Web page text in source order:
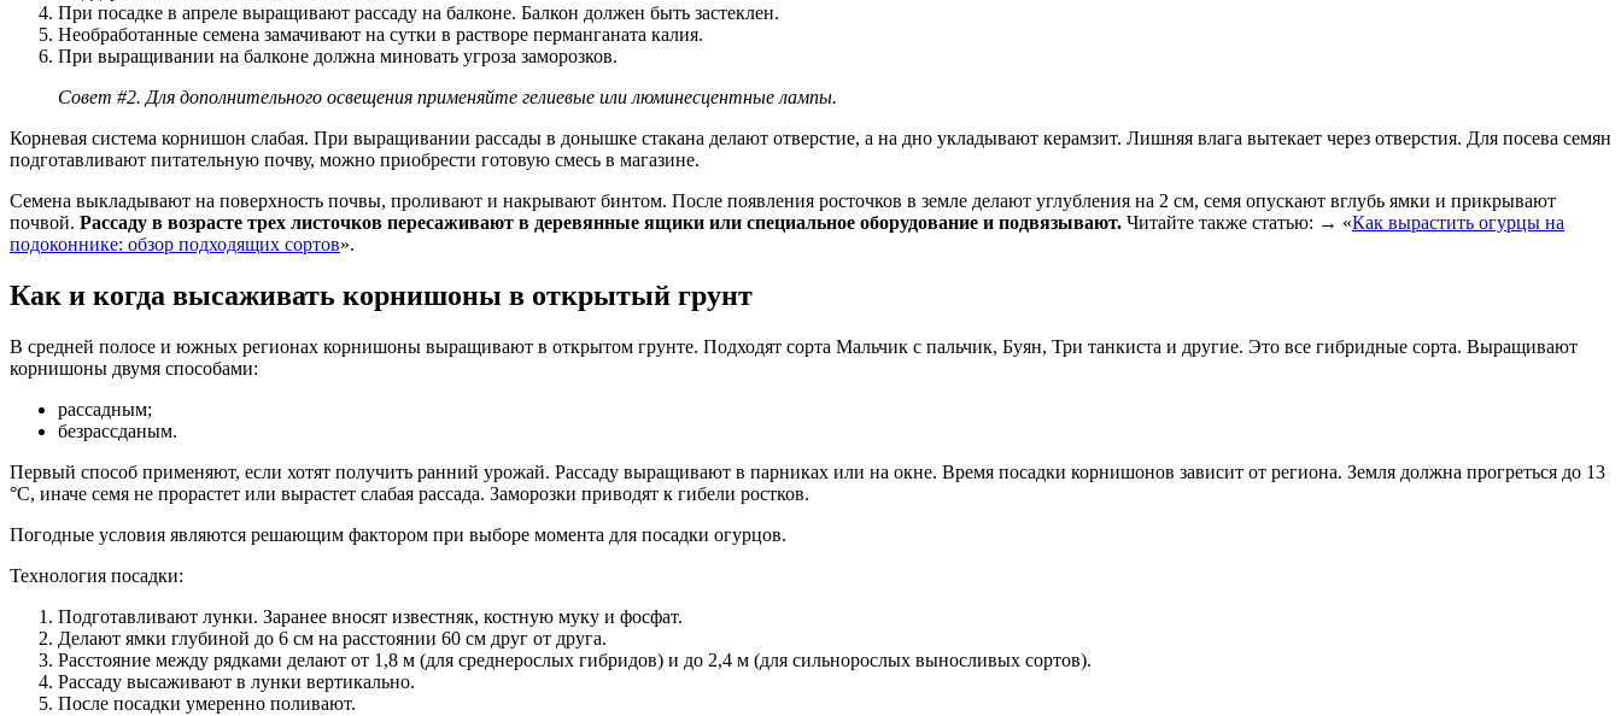
При посадке в апреле выращивают рассаду на балконе. Балкон должен быть застеклен.
Необработанные семена замачивают на сутки в растворе перманганата калия.
При выращивании на балконе должна миновать угроза заморозков.
Совет #2. Для дополнительного освещения применяйте гелиевые или люминесцентные лампы.
Корневая система корнишон слабая. При выращивании рассады в донышке стакана делают отверстие, а на дно укладывают керамзит. Лишняя влага вытекает через отверстия. Для посева семян
подготавливают питательную почву, можно приобрести готовую смесь в магазине.
Семена выкладывают на поверхность почвы, проливают и накрывают бинтом. После появления росточков в земле делают углубления на 2 см, семя опускают вглубь ямки и прикрывают
почвой. Рассаду в возрасте трех листочков пересаживают в деревянные ящики или специальное оборудование и подвязывают. Читайте также статью: → «Как вырастить огурцы на
подоконнике: обзор подходящих сортов».
Как и когда высаживать корнишоны в открытый грунт
В средней полосе и южных регионах корнишоны выращивают в открытом грунте. Подходят сорта Мальчик с пальчик, Буян, Три танкиста и другие. Это все гибридные сорта. Выращивают
корнишоны двумя способами:
рассадным;
безрассданым.
Первый способ применяют, если хотят получить ранний урожай. Рассаду выращивают в парниках или на окне. Время посадки корнишонов зависит от региона. Земля должна прогреться до 13
°С, иначе семя не прорастет или вырастет слабая рассада. Заморозки приводят к гибели ростков.
Погодные условия являются решающим фактором при выборе момента для посадки огурцов.
Технология посадки:
Подготавливают лунки. Заранее вносят известняк, костную муку и фосфат.
Делают ямки глубиной до 6 см на расстоянии 60 см друг от друга.
Расстояние между рядками делают от 1,8 м (для среднерослых гибридов) и до 2,4 м (для сильнорослых выносливых сортов).
Рассаду высаживают в лунки вертикально.
После посадки умеренно поливают.